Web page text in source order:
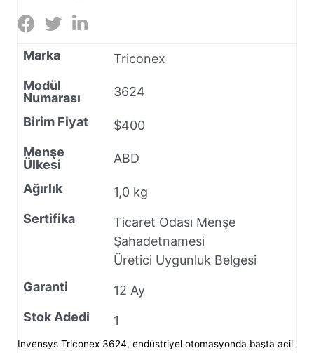
Marka
Triconex
Modül
Numarası
3624
Birim Fiyat
$400
Menşe
Ülkesi
ABD
Ağırlık
1,0 kg
Sertifika
Ticaret Odası Menşe
Şahadetnamesi
Üretici Uygunluk Belgesi
Garanti
12 Ay
Stok Adedi
1
Invensys Triconex 3624, endüstriyel otomasyonda başta acil